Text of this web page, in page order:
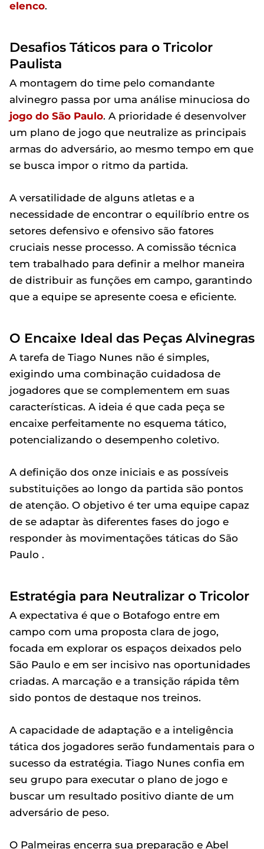
elenco.
Desafios Táticos para o Tricolor
Paulista
A montagem do time pelo comandante
alvinegro passa por uma análise minuciosa do
jogo do São Paulo. A prioridade é desenvolver
um plano de jogo que neutralize as principais
armas do adversário, ao mesmo tempo em que
se busca impor o ritmo da partida.
A versatilidade de alguns atletas e a
necessidade de encontrar o equilíbrio entre os
setores defensivo e ofensivo são fatores
cruciais nesse processo. A comissão técnica
tem trabalhado para definir a melhor maneira
de distribuir as funções em campo, garantindo
que a equipe se apresente coesa e eficiente.
O Encaixe Ideal das Peças Alvinegras
A tarefa de Tiago Nunes não é simples,
exigindo uma combinação cuidadosa de
jogadores que se complementem em suas
características. A ideia é que cada peça se
encaixe perfeitamente no esquema tático,
potencializando o desempenho coletivo.
A definição dos onze iniciais e as possíveis
substituições ao longo da partida são pontos
de atenção. O objetivo é ter uma equipe capaz
de se adaptar às diferentes fases do jogo e
responder às movimentações táticas do São
Paulo .
Estratégia para Neutralizar o Tricolor
A expectativa é que o Botafogo entre em
campo com uma proposta clara de jogo,
focada em explorar os espaços deixados pelo
São Paulo e em ser incisivo nas oportunidades
criadas. A marcação e a transição rápida têm
sido pontos de destaque nos treinos.
A capacidade de adaptação e a inteligência
tática dos jogadores serão fundamentais para o
sucesso da estratégia. Tiago Nunes confia em
seu grupo para executar o plano de jogo e
buscar um resultado positivo diante de um
adversário de peso.
O Palmeiras encerra sua preparação e Abel